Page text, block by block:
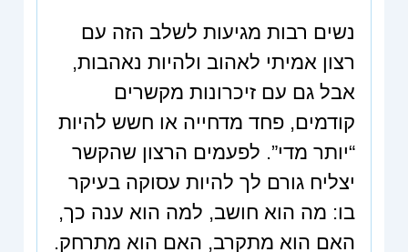
נשים רבות מגיעות לשלב הזה עם
רצון אמיתי לאהוב ולהיות נאהבות,
אבל גם עם זיכרונות מקשרים
קודמים, פחד מדחייה או חשש להיות
“יותר מדי”. לפעמים הרצון שהקשר
יצליח גורם לך להיות עסוקה בעיקר
בו: מה הוא חושב, למה הוא ענה כך,
האם הוא מתקרב, האם הוא מתרחק.